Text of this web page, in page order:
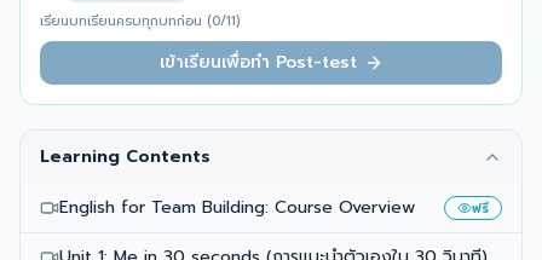
เรียนบทเรียนครบทุกบทก่อน (0/11)
เข้าเรียนเพื่อทำ Post-test
Learning Contents
English for Team Building: Course Overview
ฟรี